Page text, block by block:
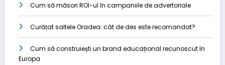
Cum să măsori ROI-ul în campaniile de advertoriale
Curățat saltele Oradea: cât de des este recomandat?
Cum să construiești un brand educațional recunoscut în
Europa